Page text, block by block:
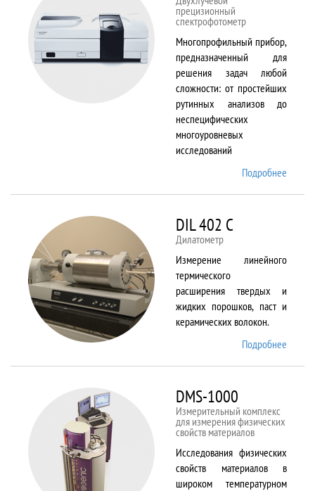
прецизионный
спектрофотометр
Многопрофильный прибор,
предназначенный для
решения задач любой
сложности: от простейших
рутинных анализов до
неспецифических
многоуровневых
исследований
Подробнее
DIL 402 C
Дилатометр
Измерение линейного
термического
расширения твердых и
жидких порошков, паст и
керамических волокон.
Подробнее
DMS-1000
Измерительный комплекс
для измерения физических
свойств материалов
Исследования физических
свойств материалов в
широком температурном